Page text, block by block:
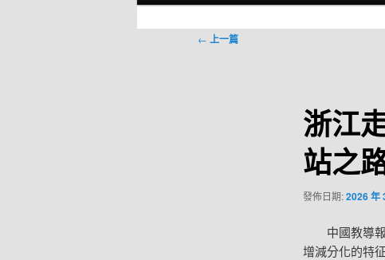
文
← 上一篇
浙江
站之
發佈日期:2026 年
中國教導
增減分化的特